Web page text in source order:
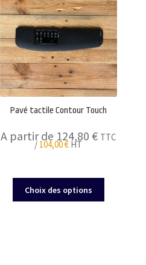
Pavé tactile Contour Touch
A partir de 124,80 € TTC
/ 104,00€ HT
Choix des options